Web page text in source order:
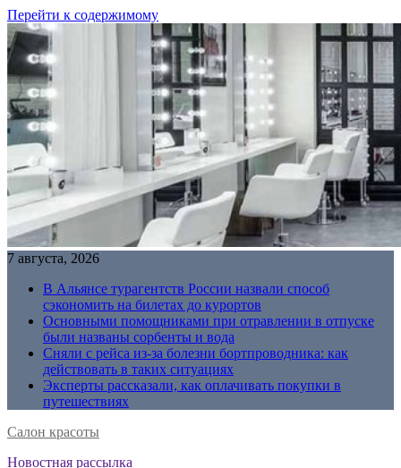
Перейти к содержимому
7 августа, 2026
В Альянсе турагентств России назвали способ
сэкономить на билетах до курортов
Основными помощниками при отравлении в отпуске
были названы сорбенты и вода
Сняли с рейса из-за болезни бортпроводника: как
действовать в таких ситуациях
Эксперты рассказали, как оплачивать покупки в
путешествиях
Салон красоты
Новостная рассылка